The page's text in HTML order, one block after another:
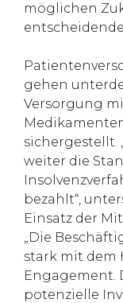
möglichen
entscheidende
gehen
Versorgung
sichergestellt.
weiter die
bezahlt“,
Einsatz der
„Die
stark mit dem
Engagement.
potenzielle